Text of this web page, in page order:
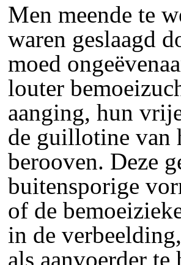
Men meende te
waren geslaagd
moed
louter
aanging, hun
de guillotine van
berooven. Deze
buitensporige
of de
in de
als aanvoerder te